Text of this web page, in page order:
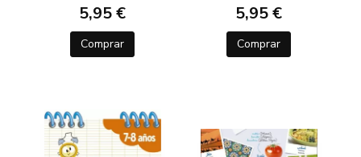
5,95 €
Comprar
5,95 €
Comprar